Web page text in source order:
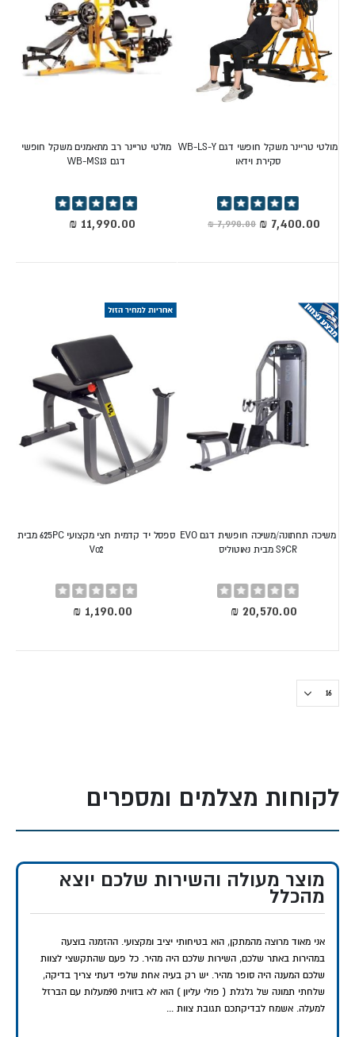
מולטי טריינר משקל חופשי דגם WB-LS-Y
סקירת וידאו
דירוג:
מחיר
מיוחד
מולטי טריינר רב מתאמנים משקל חופשי
דגם WB-MS13
דירוג:
משיכה תחתונה/משיכה חופשית דגם EVO
S9CR מבית נאוטוליס
Rating:
0%
ספסל יד קדמית חצי מקצועי 625PC מבית
Vo2
Rating:
0%
לקוחות מצלמים ומספרים
מוצר מעולה והשירות שלכם יוצא
מהכלל
אני מאוד מרוצה מהמתקן, הוא בטיחותי יציב ומקצועי. ההזמנה בוצעה
במהירות באתר שלכם, השירות שלכם היה מהיר. כל פעם שהתקשצי לצוות
שלכם המענה היה סופר מהיר. יש רק בעיה אחת שלפי דעתי צריך בדיקה,
שלחתי תמונה של גלגלת ( פולי עליון ) הוא לא בזווית 90מעלות עם הברזל
למעלה. אשמח לבדיקתכם תגובת צוות ...